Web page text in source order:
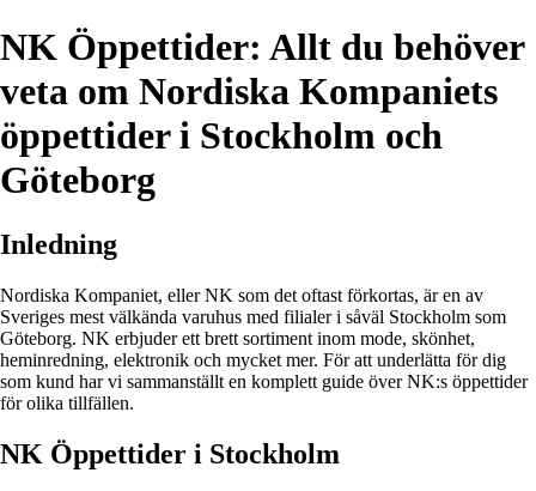
NK Öppettider: Allt du behöver
veta om Nordiska Kompaniets
öppettider i Stockholm och
Göteborg
Inledning
Nordiska Kompaniet, eller NK som det oftast förkortas, är en av
Sveriges mest välkända varuhus med filialer i såväl Stockholm som
Göteborg. NK erbjuder ett brett sortiment inom mode, skönhet,
heminredning, elektronik och mycket mer. För att underlätta för dig
som kund har vi sammanställt en komplett guide över NK:s öppettider
för olika tillfällen.
NK Öppettider i Stockholm